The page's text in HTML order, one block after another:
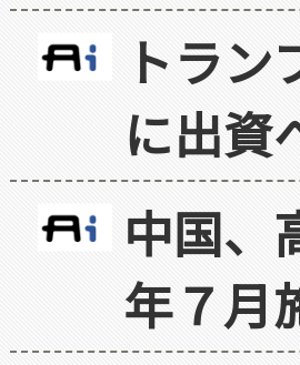
トラ
に出資
中国、
年７月